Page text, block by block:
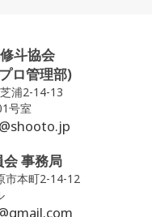
斗協会
ロ管理部)
浦2-14-13
号室
事務局
市本町2-14-12